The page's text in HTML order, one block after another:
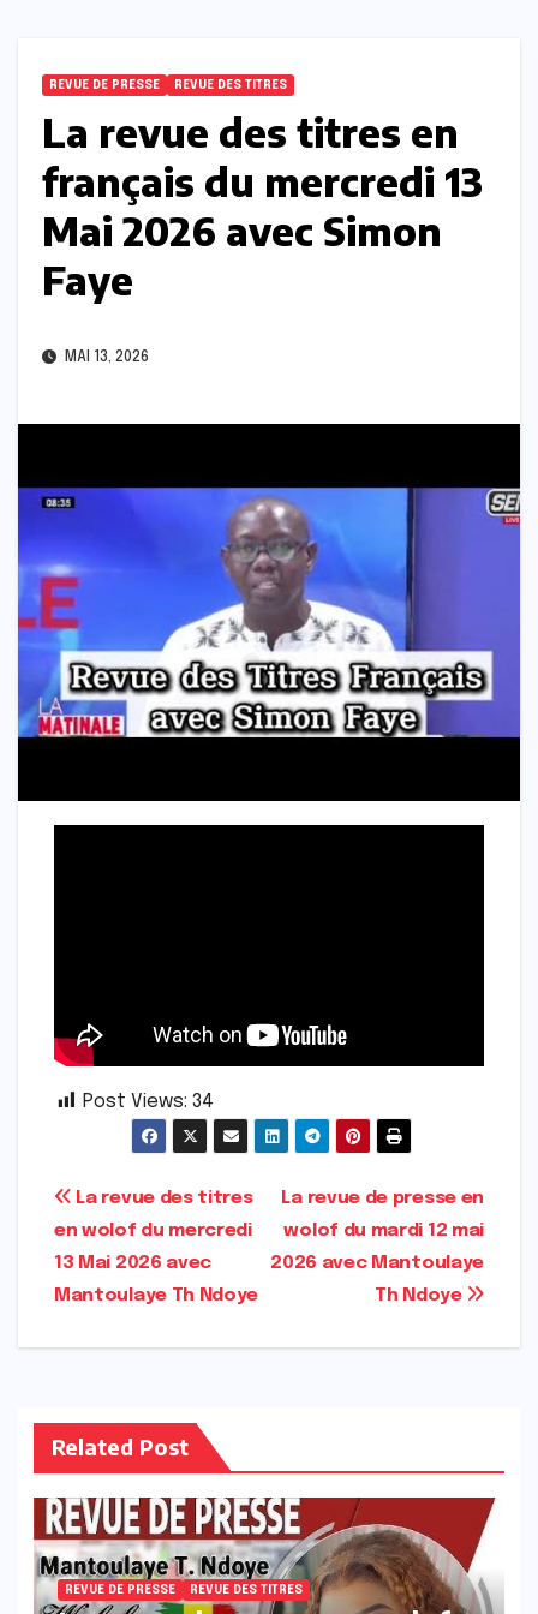
REVUE DE PRESSE REVUE DES TITRES
La revue des titres en
français du mercredi 13
Mai 2026 avec Simon
Faye
MAI 13, 2026
Post Views: 34
Navigation
de
l’article
La revue de presse en
wolof du mardi 12 mai
2026 avec Mantoulaye
Th Ndoye
La revue des titres
en wolof du mercredi
13 Mai 2026 avec
Mantoulaye Th Ndoye
Related Post
REVUE DE PRESSE REVUE DES TITRES